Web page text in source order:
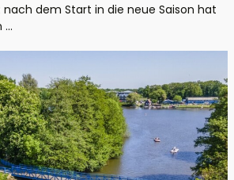
dem Start in die neue Saison hat